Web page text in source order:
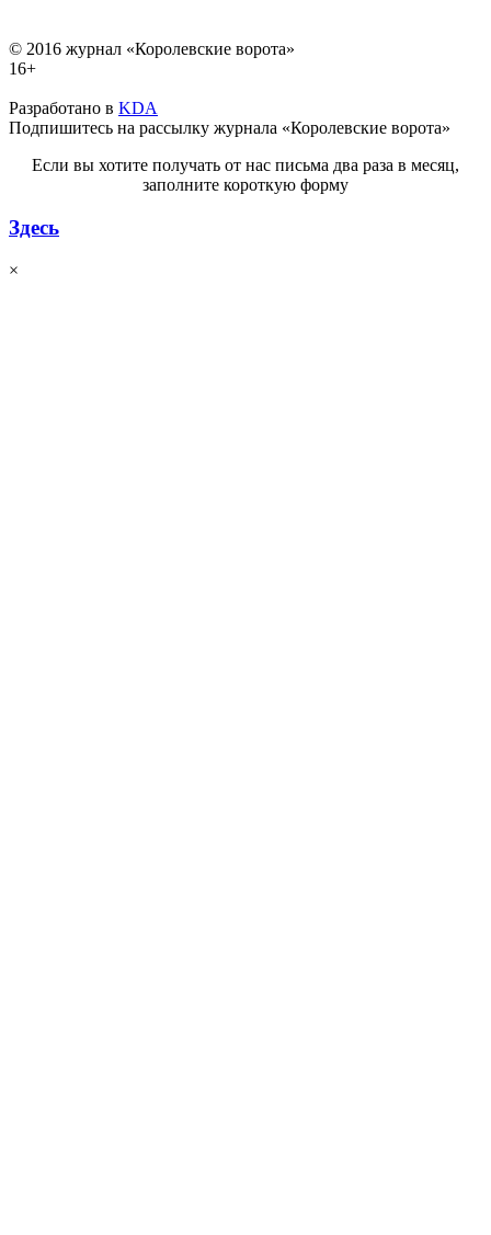
© 2016 журнал «Королевские ворота»
16+
Разработано в KDA
Подпишитесь на рассылку журнала «Королевские ворота»
Если вы хотите получать от нас письма два раза в месяц,
заполните короткую форму
Здесь
×